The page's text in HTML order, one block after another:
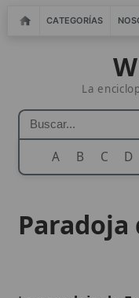
CATEGORÍAS
La
A B C D